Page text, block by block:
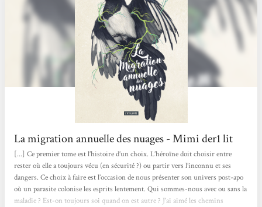
La migration annuelle des nuages - Mimi der1 lit
[...] Ce premier tome est l’histoire d’un choix. L’héroïne doit choisir entre
rester où elle a toujours vécu (en sécurité ?) ou partir vers l’inconnu et ses
dangers. Ce choix à faire est l’occasion de nous présenter son univers post-apo
où un parasite colonise les esprits lentement. Qui sommes-nous avec ou sans la
maladie ? Est-on toujours soi quand on est autre ? J’ai aimé les chemins